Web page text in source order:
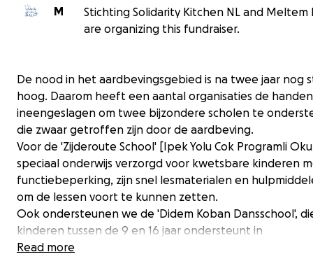
M
Stichting Solidarity Kitchen NL and Meltem
are organizing this fundraiser.
De nood in het aardbevingsgebied is na twee jaar nog
hoog. Daarom heeft een aantal organisaties de handen
ineengeslagen om twee bijzondere scholen te
die zwaar getroffen zijn door de aardbeving.
Voor de 'Zijderoute School' [Ipek Yolu Cok Programli
speciaal onderwijs verzorgd voor kwetsbare kinderen
functiebeperking, zijn snel lesmaterialen en
om de lessen voort te kunnen zetten.
Ook ondersteunen we de 'Didem Koban Dansschool',
kinderen tussen de 9 en 16 jaar ondersteunt in
traumaverwerking middels therapeutische
Read more